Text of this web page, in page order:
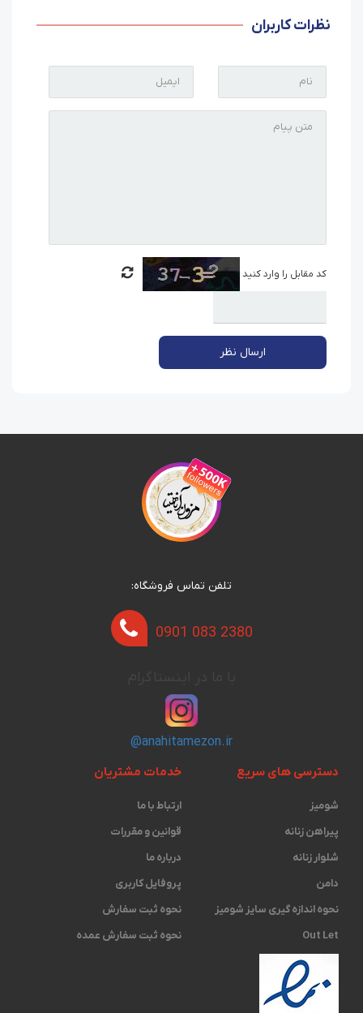
نظرات کاربران
کد مقابل را وارد کنید
ارسال نظر
تلفن تماس فروشگاه:
0901 083 2380
@anahitamezon.ir
دسترسی های سریع
شومیز
پیراهن زنانه
شلوار زنانه
دامن
نحوه اندازه گیری ‫سایز شومیز
Out Let
خدمات مشتریان
ارتباط با ما
قوانین و مقررات
درباره ما
پروفایل کاربری
نحوه ثبت سفارش
نحوه ثبت سفارش عمده